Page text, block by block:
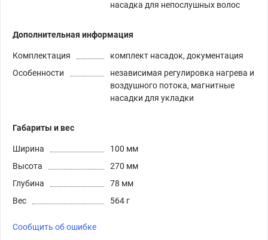
насадка для непослушных волос
Дополнительная информация
Комплектация
комплект насадок, документация
Особенности
независимая регулировка нагрева и
воздушного потока, магнитные
насадки для укладки
Габариты и вес
Ширина
100 мм
Высота
270 мм
Глубина
78 мм
Вес
564 г
Сообщить об ошибке